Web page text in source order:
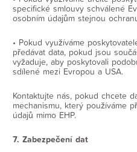
specifické smlouvy schválené
osobním údajům stejnou
• Pokud využíváme
předávat data, pokud jsou
vyžaduje, aby poskytovali
sdílené mezi Evropou a USA.
Kontaktujte nás, pokud chcete
mechanismu, který používáme
údajů mimo EHP.
7. Zabezpečení dat